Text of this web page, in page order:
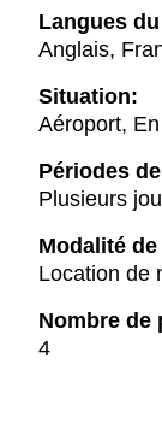
Langues
Anglais,
Situation:
Aéroport,
Périodes
Plusieurs
Modalité
Location de
Nombre de
4